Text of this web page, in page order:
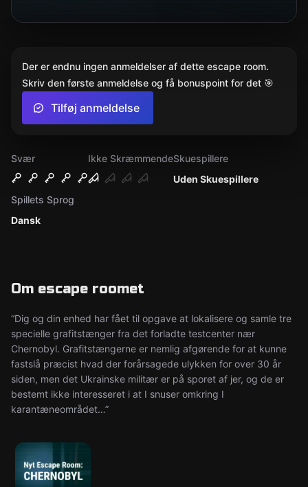
Svær
Ikke Skræmmende
Uden Skuespillere
Skuespillere
Dansk
Spillets Sprog
Om escape roomet
“Dig og din enhed har fået til opgave at lokalisere og samle tre
specielle grafitstænger fra det forladte testcenter nær
Chernobyl. Grafitstængerne er nemlig afgørende for at kunne
fastslå præcist hvad der forårsagede ulykken for over 30 år
siden, men det Ukrainske militær er på sporet af jer, og de er
bestemt ikke interesseret i at I snuser omkring I
karantæneområdet…”
Der er endnu ingen anmeldelser af dette escape room.
Skriv den første anmeldelse og få bonuspoint for det 🎯
Tilføj anmeldelse